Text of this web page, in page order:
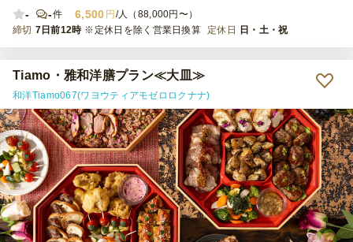
-
-件 6,500 円 /人（88,000円〜）
締切 7日前12時 ※定休日を除く営業日換算 定休日 日・土・祝
Tiamo・雅和洋膳プラン≪大皿≫
和洋Tiamo067(ワヨウティアモゼロロクナナ)